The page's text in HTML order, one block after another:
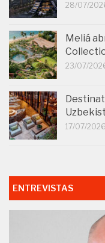
28/07/
Meliá
23/07/
17/07/2026
ENTREVISTAS